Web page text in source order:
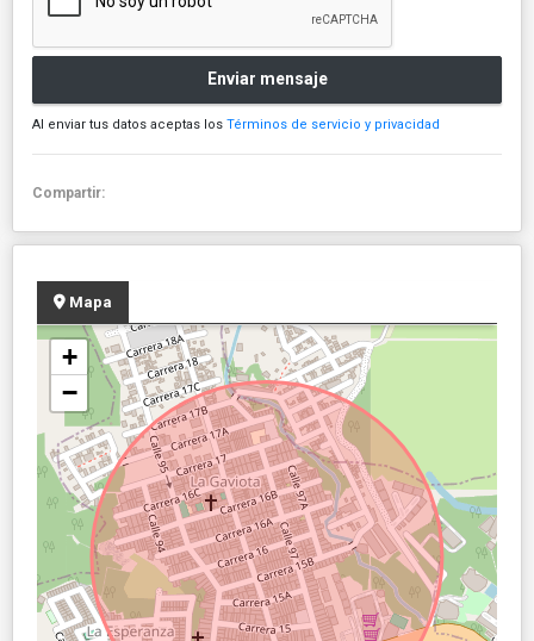
Enviar mensaje
Al enviar tus datos aceptas los Términos de servicio y privacidad
Compartir:
Mapa
+
−